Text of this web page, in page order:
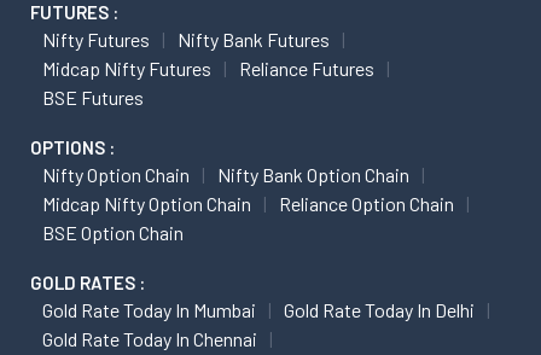
FUTURES :
Nifty Futures
Nifty Bank Futures
Midcap Nifty Futures
Reliance Futures
BSE Futures
OPTIONS :
Nifty Option Chain
Nifty Bank Option Chain
Midcap Nifty Option Chain
Reliance Option Chain
BSE Option Chain
GOLD RATES :
Gold Rate Today In Mumbai
Gold Rate Today In Delhi
Gold Rate Today In Chennai